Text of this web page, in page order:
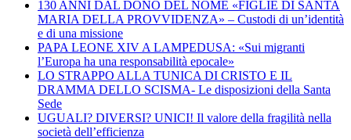
130 ANNI DAL DONO DEL NOME «FIGLIE DI SANTA
MARIA DELLA PROVVIDENZA» – Custodi di un’identità
e di una missione
PAPA LEONE XIV A LAMPEDUSA: «Sui migranti
l’Europa ha una responsabilità epocale»
LO STRAPPO ALLA TUNICA DI CRISTO E IL
DRAMMA DELLO SCISMA- Le disposizioni della Santa
Sede
UGUALI? DIVERSI? UNICI! Il valore della fragilità nella
società dell’efficienza